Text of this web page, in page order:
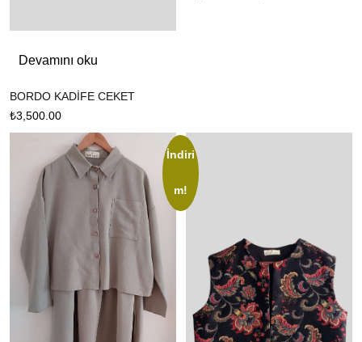
Devamını oku
BORDO KADİFE CEKET
₺3,500.00
İndiri
m!